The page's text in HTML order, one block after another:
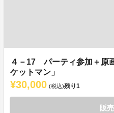
４－17 パーティ参加＋原
ケットマン」
¥30,000 (税込)残り1
販